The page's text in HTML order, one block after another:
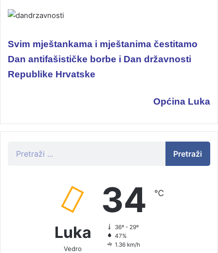
Svim mještankama i mještanima čestitamo
Dan antifašističke borbe i Dan državnosti
Republike Hrvatske
Općina Luka
Pretraži
Luka
Vedro
34 ℃
36º - 29º
47%
1.36 km/h